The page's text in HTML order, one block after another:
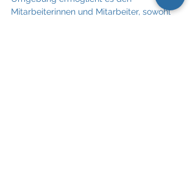
Mitarbeiterinnen und Mitarbeiter, sowohl